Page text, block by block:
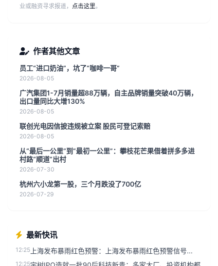
业或融资寻求报道， 点击这里。
作者其他文章
员工“进口奶油”，坑了“咖啡一哥”
2026-08-05
广汽集团1-7月销量超88万辆，自主品牌销量突破40万辆，
出口量同比大增130%
2026-08-05
联创光电因信披违规被立案 股民可登记索赔
2026-08-05
从“最后一公里”到“最初一公里”：攀枝花芒果借着拼多多进
村路“顺道”出村
2026-07-30
杭州六小龙第一股，三个月跌没了700亿
2026-07-29
最新快讯
12:25 上海发布暴雨红色预警：上海发布暴雨红色预警信号...
12:25